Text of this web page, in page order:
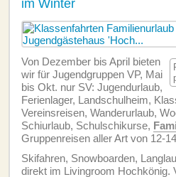
im Winter
Von Dezember bis April bieten
wir für Jugendgruppen VP, Mai
bis Okt. nur SV: Jugendurlaub,
Ferienlager, Landschulheim,
Vereinsreisen, Wanderurlaub,
Schiurlaub, Schulschikurse,
Gruppenreisen aller Art von 12-
Skifahren, Snowboarden,
direkt im Livingroom Hochkönig.